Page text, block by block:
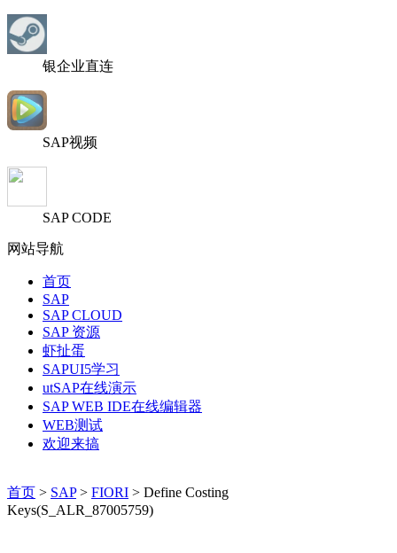
银企业直连
SAP视频
SAP CODE
网站导航
首页
SAP
SAP CLOUD
SAP 资源
虾扯蛋
SAPUI5学习
utSAP在线演示
SAP WEB IDE在线编辑器
WEB测试
欢迎来搞
首页 > SAP> FIORI > Define Costing
Keys(S_ALR_87005759)